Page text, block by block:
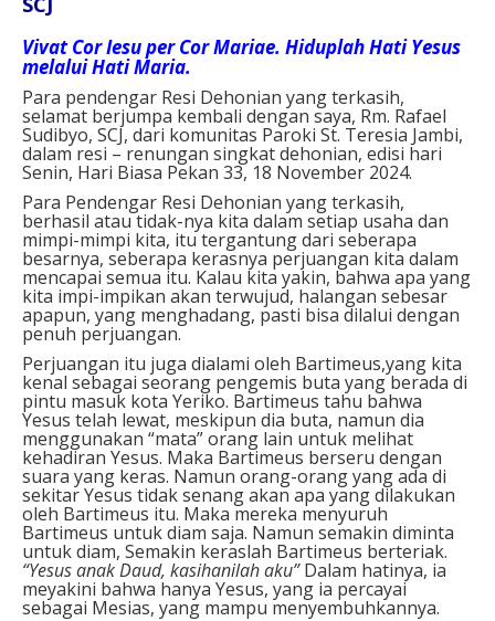
Vivat Cor Iesu per Cor Mariae. Hiduplah Hati Yesus
melalui Hati Maria.
Para pendengar Resi Dehonian yang terkasih,
selamat berjumpa kembali dengan saya, Rm. Rafael
Sudibyo, SCJ, dari komunitas Paroki St. Teresia Jambi,
dalam resi – renungan singkat dehonian, edisi hari
Senin, Hari Biasa Pekan 33, 18 November 2024.
Para Pendengar Resi Dehonian yang terkasih,
berhasil atau tidak-nya kita dalam setiap usaha dan
mimpi-mimpi kita, itu tergantung dari seberapa
besarnya, seberapa kerasnya perjuangan kita dalam
mencapai semua itu. Kalau kita yakin, bahwa apa yang
kita impi-impikan akan terwujud, halangan sebesar
apapun, yang menghadang, pasti bisa dilalui dengan
penuh perjuangan.
Perjuangan itu juga dialami oleh Bartimeus,yang kita
kenal sebagai seorang pengemis buta yang berada di
pintu masuk kota Yeriko. Bartimeus tahu bahwa
Yesus telah lewat, meskipun dia buta, namun dia
menggunakan “mata” orang lain untuk melihat
kehadiran Yesus. Maka Bartimeus berseru dengan
suara yang keras. Namun orang-orang yang ada di
sekitar Yesus tidak senang akan apa yang dilakukan
oleh Bartimeus itu. Maka mereka menyuruh
Bartimeus untuk diam saja. Namun semakin diminta
untuk diam, Semakin keraslah Bartimeus berteriak.
“Yesus anak Daud, kasihanilah aku”Dalam hatinya, ia
meyakini bahwa hanya Yesus, yang ia percayai
sebagai Mesias, yang mampu menyembuhkannya.